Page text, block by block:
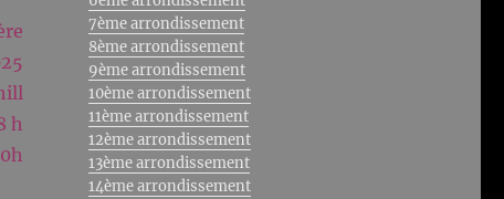
h
7ème arrondissement
8ème arrondissement
9ème arrondissement
10ème arrondissement
11ème arrondissement
12ème arrondissement
13ème arrondissement
14ème arrondissement